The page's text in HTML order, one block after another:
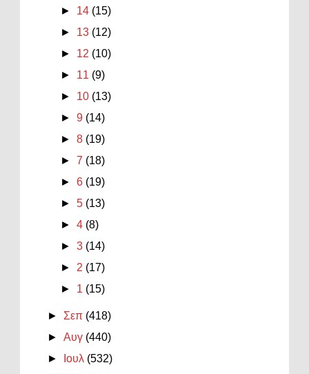
► 14 (15)
► 13 (12)
► 12 (10)
► 11 (9)
► 10 (13)
►9 (14)
►8 (19)
►7 (18)
►6 (19)
►5 (13)
►4 (8)
►3 (14)
► 2 (17)
► 1 (15)
► Σεπ (418)
►Αυγ (440)
►
Ιουλ (532)